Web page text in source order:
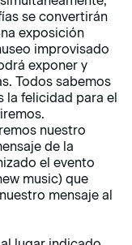
se convertirán
exposición
improvisado
exponer y
Todos sabemos
la felicidad para el
nuestro
de la
el evento
music) que
mensaje al